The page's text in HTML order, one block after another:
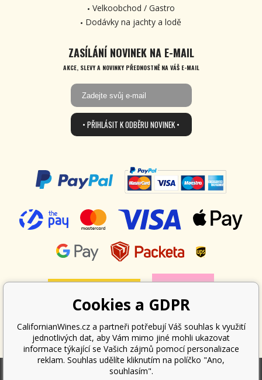
Velkoobchod / Gastro
Dodávky na jachty a lodě
ZASÍLÁNÍ NOVINEK NA E-MAIL
AKCE, SLEVY A NOVINKY PŘEDNOSTNĚ NA VÁŠ E-MAIL
• PŘIHLÁSIT K ODBĚRU NOVINEK •
Cookies a GDPR
CalifornianWines.cz a partneři potřebují Váš souhlas k využití
jednotlivých dat, aby Vám mimo jiné mohli ukazovat
informace týkající se Vašich zájmů pomocí personalizace
reklam. Souhlas udělíte kliknutím na políčko "Ano,
souhlasím".